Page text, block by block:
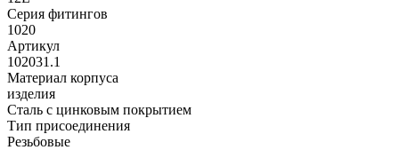
Серия фитингов
1020
Артикул
102031.1
Материал корпуса
изделия
Сталь с цинковым покрытием
Тип присоединения
Резьбовые